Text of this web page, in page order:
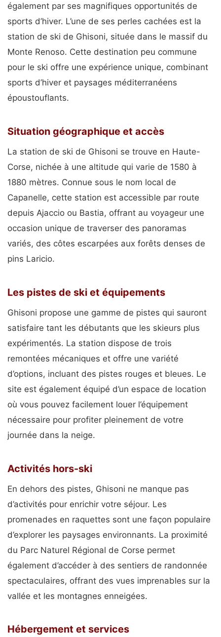
également par ses magnifiques opportunités de
sports d’hiver. L’une de ses perles cachées est la
station de ski de Ghisoni, située dans le massif du
Monte Renoso. Cette destination peu commune
pour le ski offre une expérience unique, combinant
sports d’hiver et paysages méditerranéens
époustouflants.
Situation géographique et accès
La station de ski de Ghisoni se trouve en Haute-
Corse, nichée à une altitude qui varie de 1580 à
1880 mètres. Connue sous le nom local de
Capanelle, cette station est accessible par route
depuis Ajaccio ou Bastia, offrant au voyageur une
occasion unique de traverser des panoramas
variés, des côtes escarpées aux forêts denses de
pins Laricio.
Les pistes de ski et équipements
Ghisoni propose une gamme de pistes qui sauront
satisfaire tant les débutants que les skieurs plus
expérimentés. La station dispose de trois
remontées mécaniques et offre une variété
d’options, incluant des pistes rouges et bleues. Le
site est également équipé d’un espace de location
où vous pouvez facilement louer l’équipement
nécessaire pour profiter pleinement de votre
journée dans la neige.
Activités hors-ski
En dehors des pistes, Ghisoni ne manque pas
d’activités pour enrichir votre séjour. Les
promenades en raquettes sont une façon populaire
d’explorer les paysages environnants. La proximité
du Parc Naturel Régional de Corse permet
également d’accéder à des sentiers de randonnée
spectaculaires, offrant des vues imprenables sur la
vallée et les montagnes enneigées.
Hébergement et services